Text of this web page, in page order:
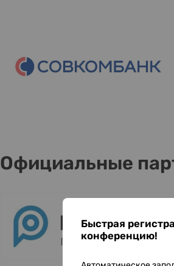
Официальные
Быстрая
конференцию!